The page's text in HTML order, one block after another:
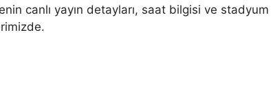
canlı yayın detayları, saat bilgisi ve stadyum